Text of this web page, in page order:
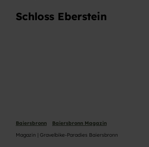
Schloss Eberstein
Baiersbronn
Baiersbronn Magazin
Magazin | Gravelbike-Paradies Baiersbronn